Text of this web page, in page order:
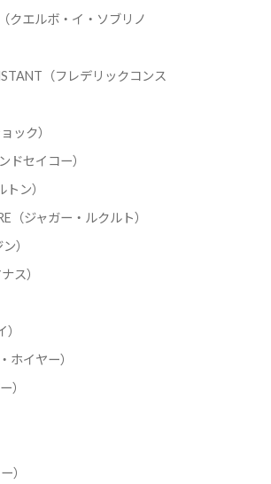
クエルボ・イ・ソブリノ
（フレデリックコンス
ック）
ドセイコー）
ン）
（ジャガー・ルクルト）
）
ス）
ホイヤー）
）
）